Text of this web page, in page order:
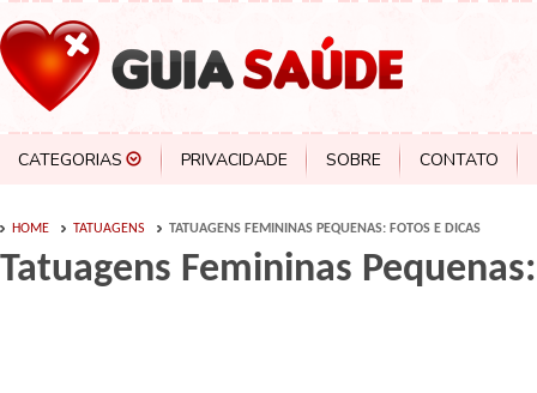
CATEGORIAS PRIVACIDADE SOBRE CONTATO
HOME TATUAGENS TATUAGENS FEMININAS PEQUENAS: FOTOS E DICAS
Tatuagens Femininas